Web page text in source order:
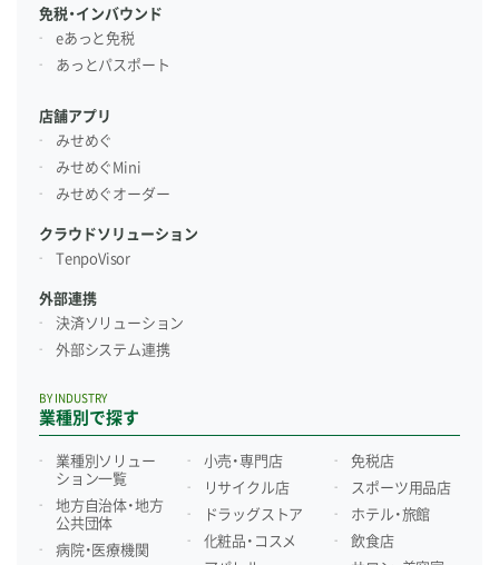
免税・インバウンド
eあっと免税
あっとパスポート
店舗アプリ
みせめぐ
みせめぐMini
みせめぐオーダー
クラウドソリューション
TenpoVisor
外部連携
決済ソリューション
外部システム連携
業種別で探す
BY INDUSTRY
業種別ソリュー
ション一覧
地方自治体・地方
公共団体
病院・医療機関
小売・専門店
リサイクル店
ドラッグストア
化粧品・コスメ
免税店
スポーツ用品店
ホテル・旅館
飲食店